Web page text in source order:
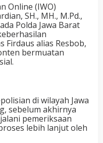
Online (IWO)
SH., MH., M.Pd.,
Polda Jawa Barat
Firdaus alias Resbob,
bermuatan
di wilayah Jawa
sebelum akhirnya
pemeriksaan
lebih lanjut oleh